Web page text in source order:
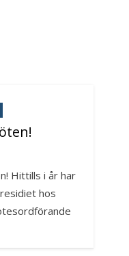
Hittills i år har
hos